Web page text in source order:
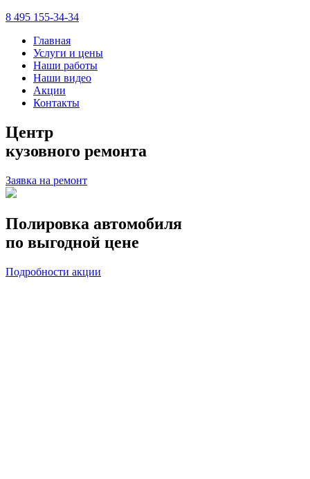
8 495 155-34-34
Главная
Услуги и цены
Наши работы
Наши видео
Акции
Контакты
Центр
кузовного ремонта
Заявка на ремонт
Полировка автомобиля
по выгодной цене
Подробности акции